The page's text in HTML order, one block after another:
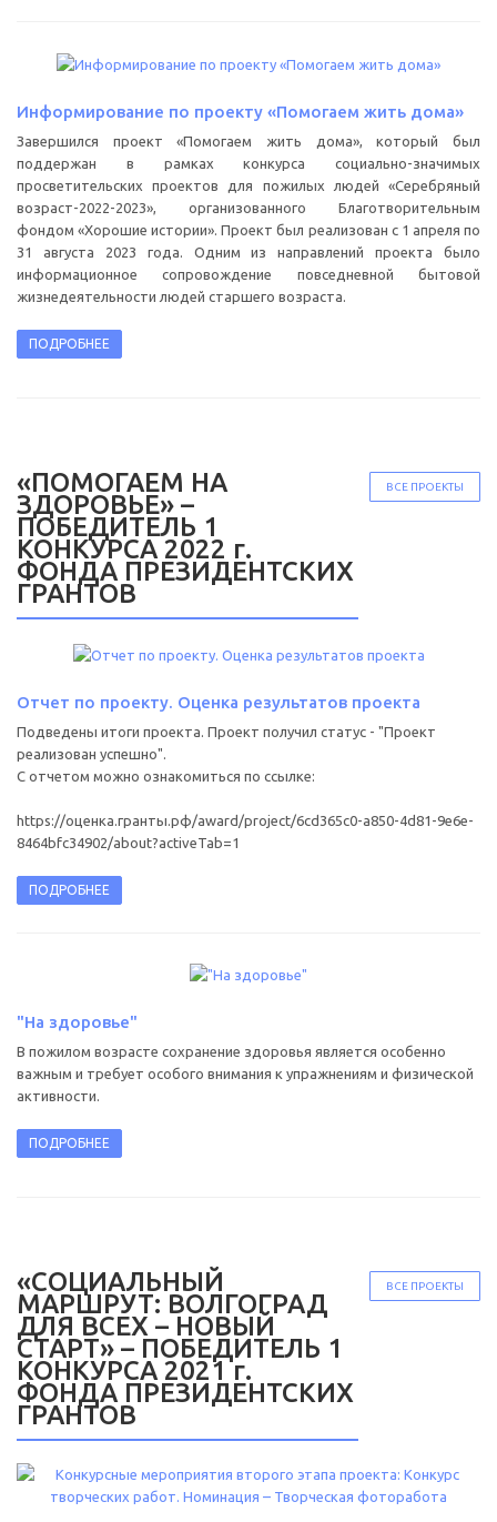
Информирование по проекту «Помогаем жить дома»
Завершился проект «Помогаем жить дома», который был
поддержан в рамках конкурса социально-значимых
просветительских проектов для пожилых людей «Серебряный
возраст-2022-2023», организованного Благотворительным
фондом «Хорошие истории». Проект был реализован с 1 апреля по
31 августа 2023 года. Одним из направлений проекта было
информационное сопровождение повседневной бытовой
жизнедеятельности людей старшего возраста.
ПОДРОБНЕЕ
ВСЕ ПРОЕКТЫ
«ПОМОГАЕМ НА
ЗДОРОВЬЕ» –
ПОБЕДИТЕЛЬ 1
КОНКУРСА 2022 г.
ФОНДА ПРЕЗИДЕНТСКИХ
ГРАНТОВ
Отчет по проекту. Оценка результатов проекта
Подведены итоги проекта. Проект получил статус - "Проект
реализован успешно".
С отчетом можно ознакомиться по ссылке:
https://оценка.гранты.рф/award/project/6cd365c0-a850-4d81-9e6e-
8464bfc34902/about?activeTab=1
ПОДРОБНЕЕ
"На здоровье"
В пожилом возрасте сохранение здоровья является особенно
важным и требует особого внимания к упражнениям и физической
активности.
ПОДРОБНЕЕ
ВСЕ ПРОЕКТЫ
«СОЦИАЛЬНЫЙ
МАРШРУТ: ВОЛГОГРАД
ДЛЯ ВСЕХ – НОВЫЙ
СТАРТ» – ПОБЕДИТЕЛЬ 1
КОНКУРСА 2021 г.
ФОНДА ПРЕЗИДЕНТСКИХ
ГРАНТОВ